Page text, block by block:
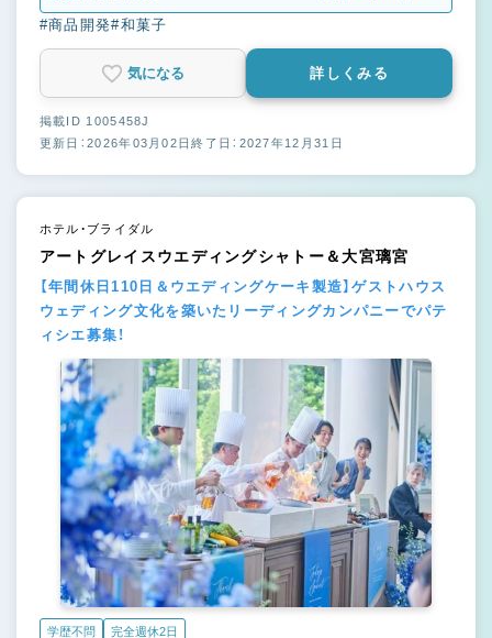
#商品開発#和菓子
気になる 詳しくみる
掲載ID 1005458J
更新日：2026年03月02日終了日：2027年12月31日
ホテル・ブライダル
アートグレイスウエディングシャトー＆大宮璃宮
【年間休日110日＆ウエディングケーキ製造】ゲストハウス
ウェディング文化を築いたリーディングカンパニーでパテ
ィシエ募集！
学歴不問 完全週休2日